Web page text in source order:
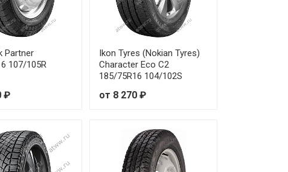
Partner
107/105R
₽
Ikon Tyres (Nokian Tyres)
Character Eco C2
185/75R16 104/102S
от 8 270 ₽